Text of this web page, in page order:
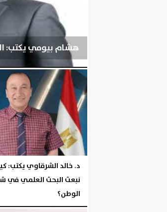
هشام بيومي يكتب:
الإثنين، 3 أغسطس 2026 04:52 مـ
د. خالد الشرقاوي يكتب:
نبعث البحث العلمي في
الوطن؟
الجمعة، 24 يوليو 2026 07:06 مـ